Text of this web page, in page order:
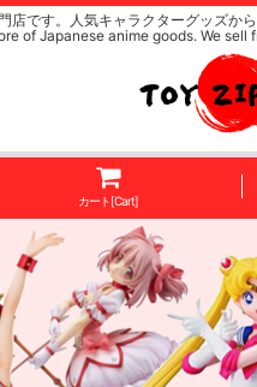
店です。人気キャラクターグッズ
of Japanese anime goods. We
カート[Cart]